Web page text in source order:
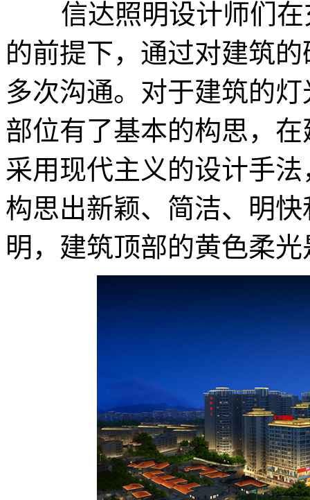
信达照明设计师们在
的前提下，通过对建筑
多次沟通。对于建筑的
部位有了基本的构思，
采用现代主义的设计手
构思出新颖、简洁、明
明，建筑顶部的黄色柔